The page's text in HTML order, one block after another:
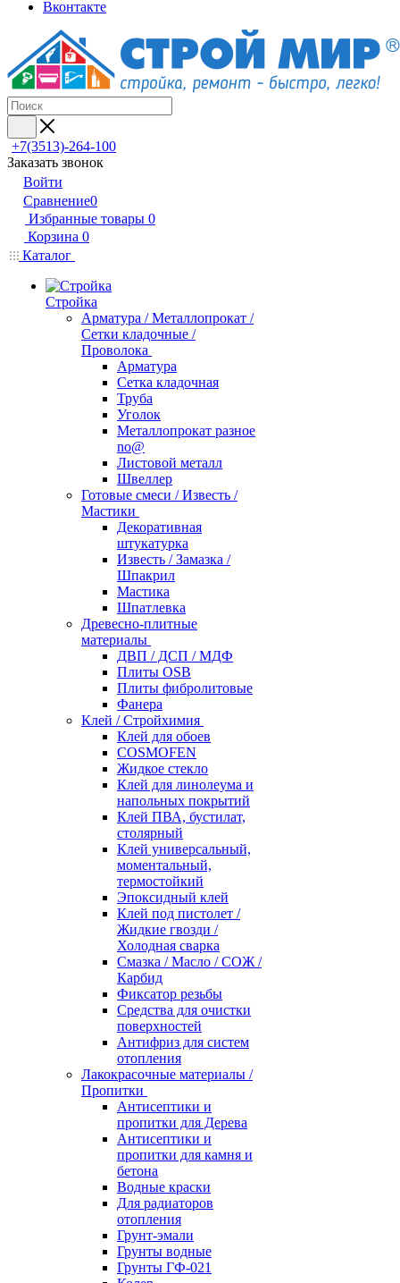
Вконтакте
+7(3513)-264-100
Заказать звонок
Войти
Сравнение0
Избранные товары 0
Корзина 0
Каталог
Стройка
Арматура / Металлопрокат /
Сетки кладочные /
Проволока
Арматура
Сетка кладочная
Труба
Уголок
Металлопрокат разное
no@
Листовой металл
Швеллер
Готовые смеси / Известь /
Мастики
Декоративная
штукатурка
Известь / Замазка /
Шпакрил
Мастика
Шпатлевка
Древесно-плитные
материалы
ДВП / ДСП / МДФ
Плиты OSB
Плиты фибролитовые
Фанера
Клей / Стройхимия
Клей для обоев
COSMOFEN
Жидкое стекло
Клей для линолеума и
напольных покрытий
Клей ПВА, бустилат,
столярный
Клей универсальный,
моментальный,
термостойкий
Эпоксидный клей
Клей под пистолет /
Жидкие гвозди /
Холодная сварка
Смазка / Масло / СОЖ /
Карбид
Фиксатор резьбы
Средства для очистки
поверхностей
Антифриз для систем
отопления
Лакокрасочные материалы /
Пропитки
Антисептики и
пропитки для Дерева
Антисептики и
пропитки для камня и
бетона
Водные краски
Для радиаторов
отопления
Грунт-эмали
Грунты водные
Грунты ГФ-021